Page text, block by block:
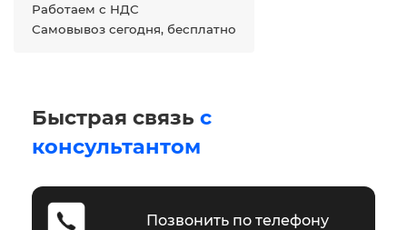
Работаем с НДС
Самовывоз сегодня, бесплатно
Быстрая связь с
консультантом
Позвонить по телефону